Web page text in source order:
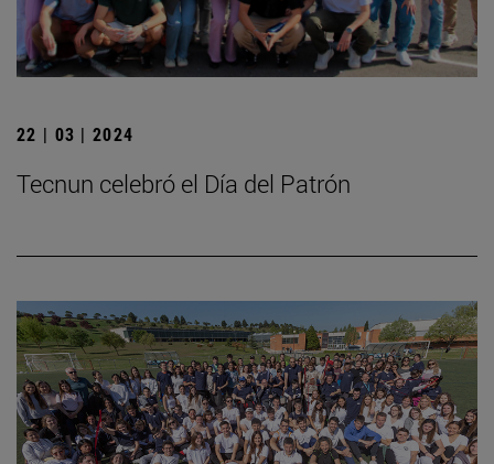
22 | 03 | 2024
Tecnun celebró el Día del Patrón